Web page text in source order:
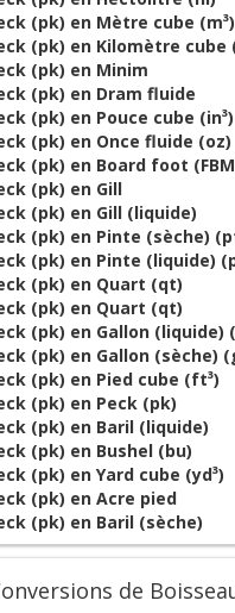
(pk) en Mètre cube (m³)
(pk) en Kilomètre cube
(pk) en Minim
(pk) en Dram fluide
(pk) en Pouce cube (in³)
(pk) en Once fluide (oz)
(pk) en Board foot
(pk) en Gill
(pk) en Gill (liquide)
(pk) en Pinte (sèche)
(pk) en Pinte (liquide)
(pk) en Quart (qt)
(pk) en Quart (qt)
(pk) en Gallon (liquide)
(pk) en Gallon (sèche)
(pk) en Pied cube (ft³)
(pk) en Peck (pk)
(pk) en Baril (liquide)
(pk) en Bushel (bu)
(pk) en Yard cube (yd³)
(pk) en Acre pied
(pk) en Baril (sèche)
de